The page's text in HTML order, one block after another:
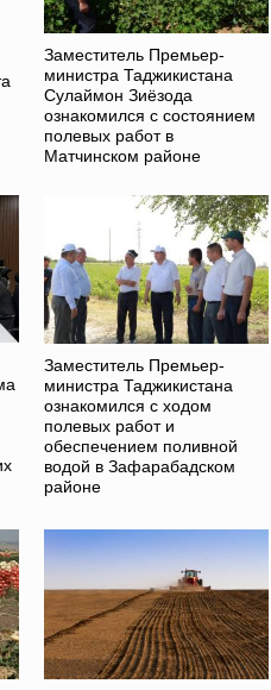
Заместитель Премьер-
министра Таджикистана
Сулаймон Зиёзода
ознакомился с состоянием
полевых работ в
Матчинском районе
Заместитель Премьер-
министра Таджикистана
ознакомился с ходом
полевых работ и
обеспечением поливной
водой в Зафарабадском
районе